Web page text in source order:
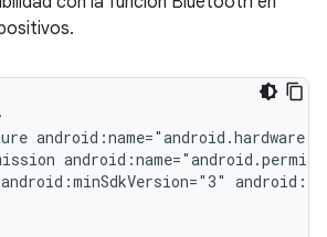
android:minSdkVersion="3"